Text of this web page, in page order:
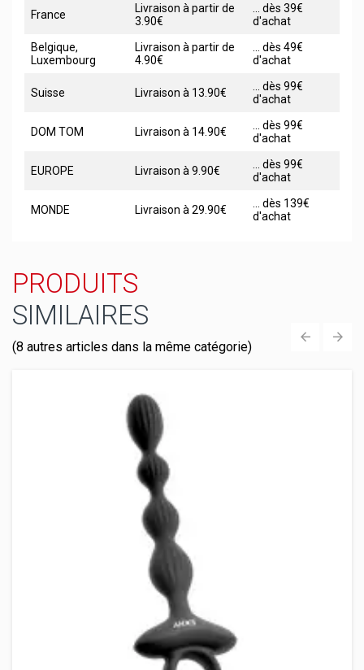
France
Livraison à partir de
3.90€
... dès 39€
d'achat
Belgique,
Luxembourg
Livraison à partir de
4.90€
... dès 49€
d'achat
Suisse Livraison à 13.90€
... dès 99€
d'achat
DOM TOM Livraison à 14.90€
... dès 99€
d'achat
EUROPE Livraison à 9.90€
... dès 99€
d'achat
MONDE Livraison à 29.90€
... dès 139€
d'achat
PRODUITS
SIMILAIRES
(8 autres articles dans la même catégorie)